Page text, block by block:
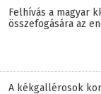
Felhívás a magyar
összefogására az
A kékgallérosok